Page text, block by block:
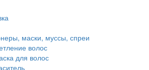
маски, муссы, спреи
волос
для волос